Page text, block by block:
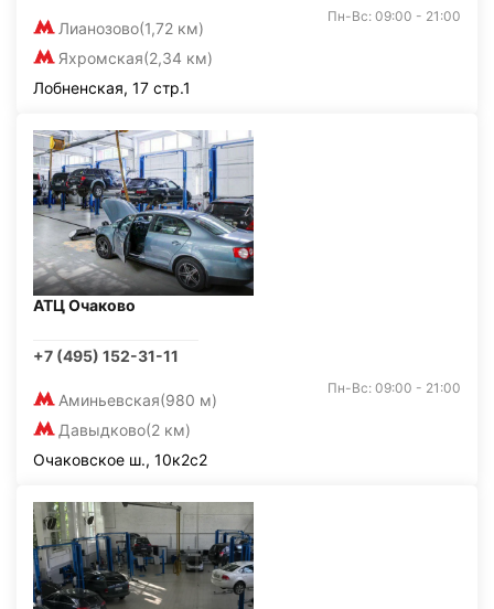
Лианозово(1,72 км)
Яхромская(2,34 км)
Пн-Вс: 09:00 - 21:00
Лобненская, 17 стр.1
АТЦ Очаково
+7 (495) 152-31-11
Аминьевская(980 м)
Давыдково(2 км)
Пн-Вс: 09:00 - 21:00
Очаковское ш., 10к2с2